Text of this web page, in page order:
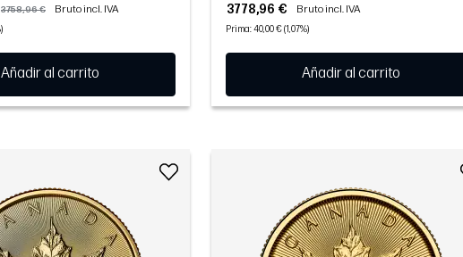
3758,96 € Bruto incl. IVA
Añadir al carrito
3778,96 € Bruto incl. IVA
Prima: 40,00 € (1,07%)
Añadir al carrito